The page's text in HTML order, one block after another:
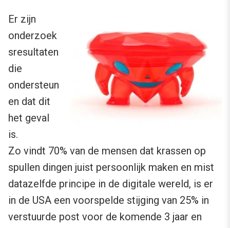
Er zijn
onderzoek
sresultaten
die
ondersteun
en dat dit
het geval
is.
Zo vindt 70% van de mensen dat krassen op
spullen dingen juist persoonlijk maken en mist
datazelfde principe in de digitale wereld, is er
in de USA een voorspelde stijging van 25% in
verstuurde post voor de komende 3 jaar en